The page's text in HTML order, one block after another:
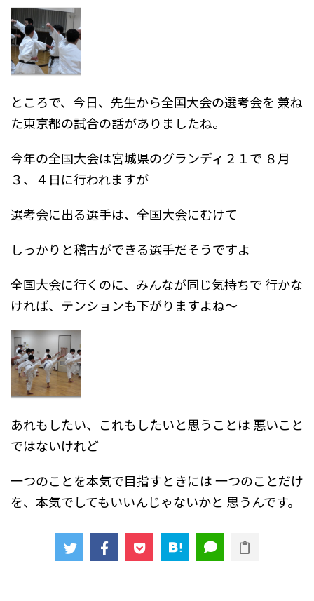
ところで、今日、先生から全国大会の選考会を 兼ね
た東京都の試合の話がありましたね。
今年の全国大会は宮城県のグランディ２１で ８月
３、４日に行われますが
選考会に出る選手は、全国大会にむけて
しっかりと稽古ができる選手だそうですよ
全国大会に行くのに、みんなが同じ気持ちで 行かな
ければ、テンションも下がりますよね～
あれもしたい、これもしたいと思うことは 悪いこと
ではないけれど
一つのことを本気で目指すときには一つのことだけ
を、本気でしてもいいんじゃないかと 思うんです。